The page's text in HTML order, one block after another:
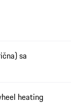
sa
heating